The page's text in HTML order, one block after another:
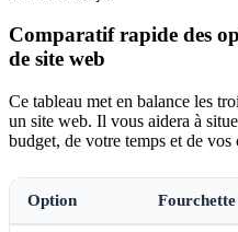
Comparatif rapide des
de site web
Ce tableau met en balance les
un site web. Il vous aidera à
budget, de votre temps et de vos
Option